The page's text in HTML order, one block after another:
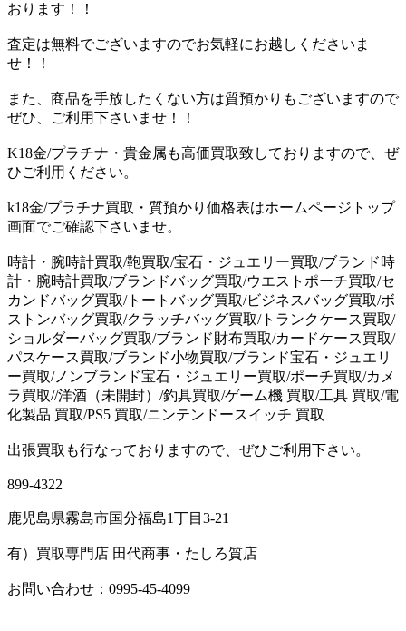
おります！！
査定は無料でございますのでお気軽にお越しくださいま
せ！！
また、商品を手放したくない方は質預かりもございますので
ぜひ、ご利用下さいませ！！
K18金/プラチナ・貴金属も高価買取致しておりますので、ぜ
ひご利用ください。
k18金/プラチナ買取・質預かり価格表はホームページトップ
画面でご確認下さいませ。
時計・腕時計買取/鞄買取/宝石・ジュエリー買取/ブランド時
計・腕時計買取/ブランドバッグ買取/ウエストポーチ買取/セ
カンドバッグ買取/トートバッグ買取/ビジネスバッグ買取/ボ
ストンバッグ買取/クラッチバッグ買取/トランクケース買取/
ショルダーバッグ買取/ブランド財布買取/カードケース買取/
パスケース買取/ブランド小物買取/ブランド宝石・ジュエリ
ー買取/ノンブランド宝石・ジュエリー買取/ポーチ買取/カメ
ラ買取//洋酒（未開封）/釣具買取/ゲーム機 買取/工具 買取/電
化製品 買取/PS5 買取/ニンテンドースイッチ 買取
出張買取も行なっておりますので、ぜひご利用下さい。
899-4322
鹿児島県霧島市国分福島1丁目3-21
有）買取専門店 田代商事・たしろ質店
お問い合わせ：0995-45-4099